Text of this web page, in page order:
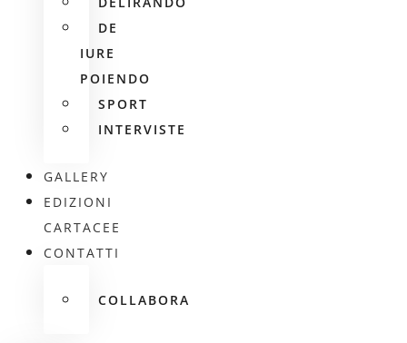
DE
IURE
POIENDO
SPORT
INTERVISTE
GALLERY
EDIZIONI
CARTACEE
CONTATTI
COLLABORA